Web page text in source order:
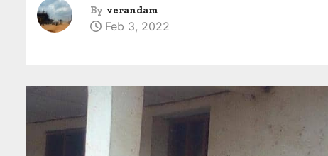
By verandam
Feb 3, 2022